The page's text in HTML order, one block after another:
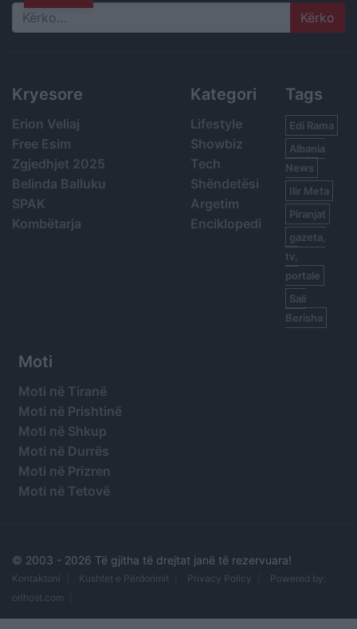
Search
Kryesore
Erion Veliaj
Free Esim
Zgjedhjet 2025
Belinda Balluku
SPAK
Kombëtarja
Kategori
Lifestyle
Showbiz
Tech
Shëndetësi
Argetim
Enciklopedi
Tags
Edi Rama
Albania
News
Ilir Meta
Piranjat
gazeta,
tv,
portale
Sali
Berisha
Moti
Moti në Tiranë
Moti në Prishtinë
Moti në Shkup
Moti në Durrës
Moti në Prizren
Moti në Tetovë
© 2003 - 2026 Të gjitha të drejtat janë të rezervuara!
Kontaktoni Kushtet e Përdorimit Privacy Policy
Powered by:
orihost.com